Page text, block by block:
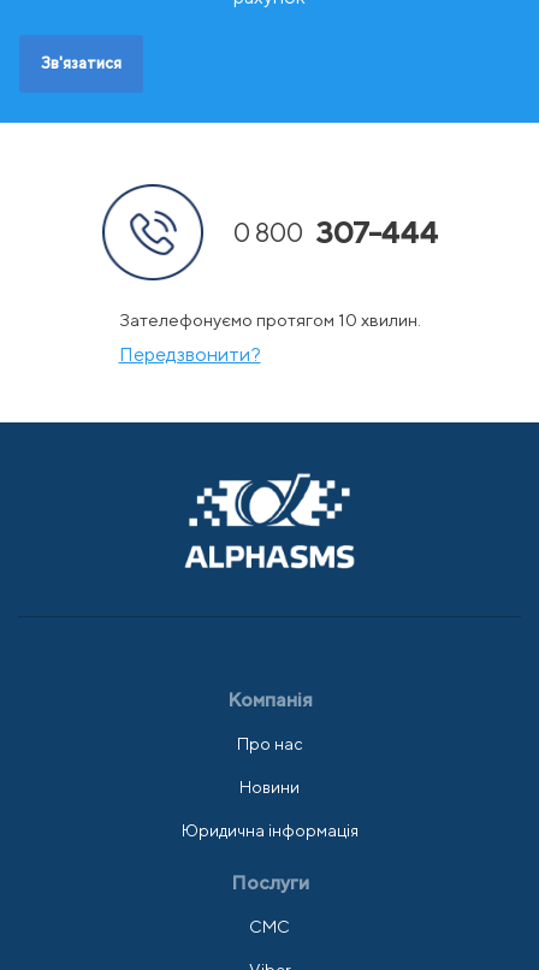
Зв'язатися
0 800 307-444
Зателефонуємо протягом 10 хвилин.
Передзвонити?
Компанія
Про нас
Новини
Юридична інформація
Послуги
СМС